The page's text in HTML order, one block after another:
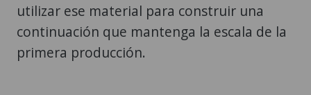
utilizar ese material para construir una
continuación que mantenga la escala de la
primera producción.